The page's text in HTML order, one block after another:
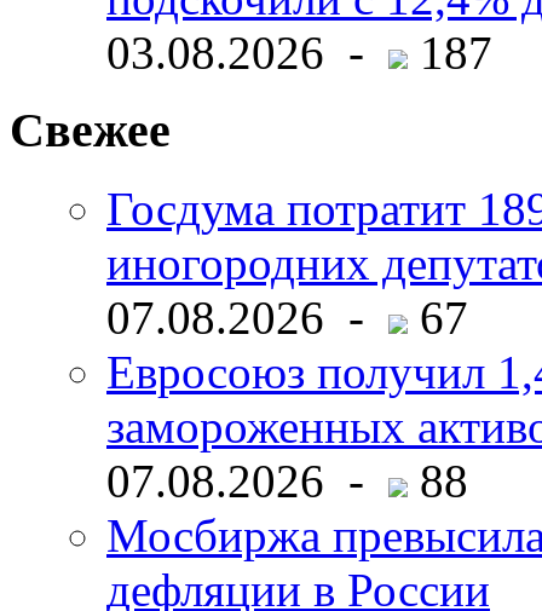
03.08.2026 -
187
Свежее
Госдума потратит
иногородних
07.08.2026 -
67
Евросоюз получил
замороженных
07.08.2026 -
88
Мосбиржа
дефляции в России